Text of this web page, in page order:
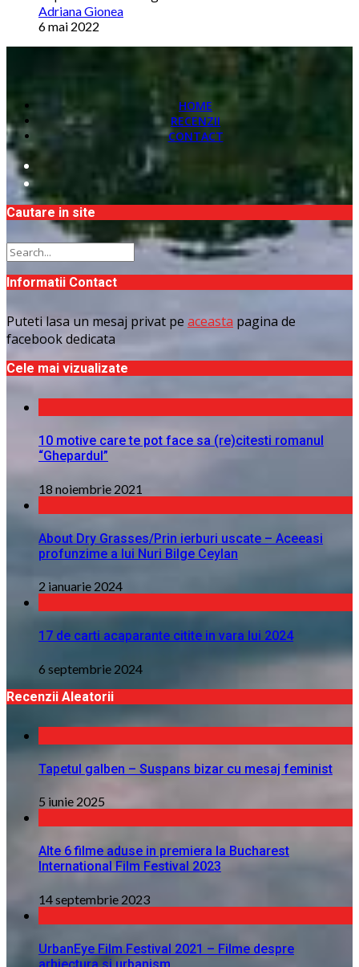
Adriana Gionea
6 mai 2022
HOME
RECENZII
CONTACT
Cautare in site
Informatii Contact
Puteti lasa un mesaj privat pe aceasta pagina de
facebook dedicata
Cele mai vizualizate
10 motive care te pot face sa (re)citesti romanul
“Ghepardul”
18 noiembrie 2021
About Dry Grasses/Prin ierburi uscate – Aceeasi
profunzime a lui Nuri Bilge Ceylan
2 ianuarie 2024
17 de carti acaparante citite in vara lui 2024
6 septembrie 2024
Recenzii Aleatorii
Tapetul galben – Suspans bizar cu mesaj feminist
5 iunie 2025
Alte 6 filme aduse in premiera la Bucharest
International Film Festival 2023
14 septembrie 2023
UrbanEye Film Festival 2021 – Filme despre